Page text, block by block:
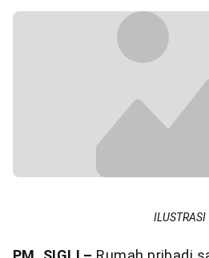
ILUSTRASI